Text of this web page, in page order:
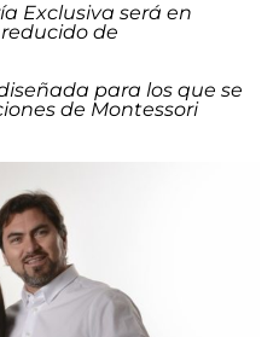
Exclusiva será en
de
para los que se
de Montessori